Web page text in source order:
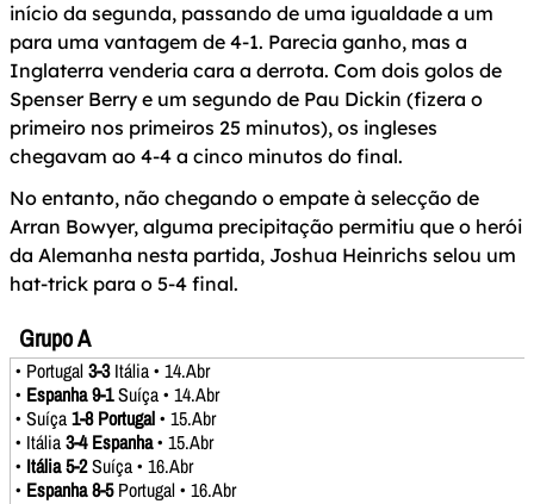
início da segunda, passando de uma igualdade a um
para uma vantagem de 4-1. Parecia ganho, mas a
Inglaterra venderia cara a derrota. Com dois golos de
Spenser Berry e um segundo de Pau Dickin (fizera o
primeiro nos primeiros 25 minutos), os ingleses
chegavam ao 4-4 a cinco minutos do final.
No entanto, não chegando o empate à selecção de
Arran Bowyer, alguma precipitação permitiu que o herói
da Alemanha nesta partida, Joshua Heinrichs selou um
hat-trick para o 5-4 final.
Grupo A
• Portugal3-3Itália • 14.Abr
• Espanha 9-1Suíça • 14.Abr
• Suíça1-8 Portugal• 15.Abr
• Itália3-4 Espanha• 15.Abr
• Itália 5-2Suíça • 16.Abr
• Espanha 8-5Portugal • 16.Abr